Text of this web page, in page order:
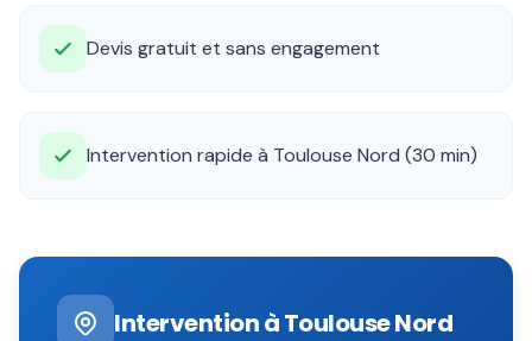
Devis gratuit et sans engagement
Intervention rapide à Toulouse Nord (30 min)
Intervention àToulouse Nord